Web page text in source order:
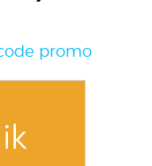
promo